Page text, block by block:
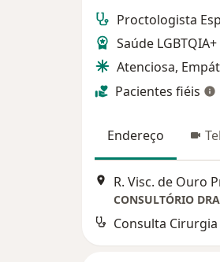
Proctologista
Saúde LGBTQIA+
Atenciosa,
Pacientes fiéis
Endereço
R. Visc. de Ouro
Consulta Cirurgia